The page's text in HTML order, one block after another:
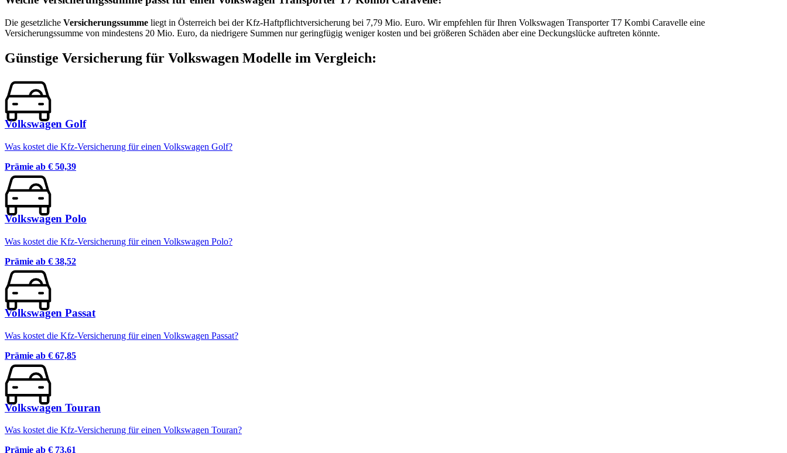
Die gesetzliche Versicherungssumme liegt in Österreich bei der Kfz-Haftpflichtversicherung bei 7,79 Mio. Euro. Wir empfehlen für Ihren Volkswagen Transporter T7 Kombi Caravelle eine
Versicherungssumme von mindestens 20 Mio. Euro, da niedrigere Summen nur geringfügig weniger kosten und bei größeren Schäden aber eine Deckungslücke auftreten könnte.
Günstige Versicherung für Volkswagen Modelle im Vergleich:
Volkswagen Golf
Was kostet die Kfz-Versicherung für einen Volkswagen Golf?
Prämie ab € 50,39
Volkswagen Polo
Was kostet die Kfz-Versicherung für einen Volkswagen Polo?
Prämie ab € 38,52
Volkswagen Passat
Was kostet die Kfz-Versicherung für einen Volkswagen Passat?
Prämie ab € 67,85
Volkswagen Touran
Was kostet die Kfz-Versicherung für einen Volkswagen Touran?
Prämie ab € 73,61